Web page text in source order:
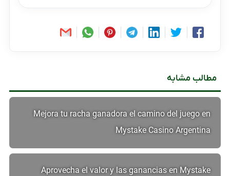
مطالب مشابه
Mejora tu racha ganadora el camino del juego en
Mystake Casino Argentina
Aprovecha el valor y las ganancias en Mystake